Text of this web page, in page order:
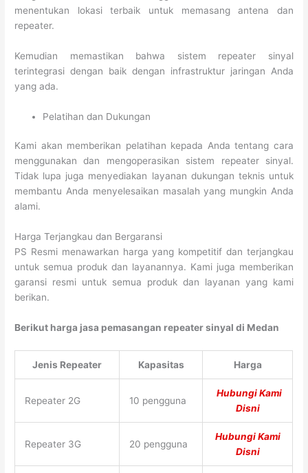
menentukan lokasi terbaik untuk memasang antena dan
repeater.
Kemudian memastikan bahwa sistem repeater sinyal
terintegrasi dengan baik dengan infrastruktur jaringan Anda
yang ada.
Pelatihan dan Dukungan
Kami akan memberikan pelatihan kepada Anda tentang cara
menggunakan dan mengoperasikan sistem repeater sinyal.
Tidak lupa juga menyediakan layanan dukungan teknis untuk
membantu Anda menyelesaikan masalah yang mungkin Anda
alami.
Harga Terjangkau dan Bergaransi
PS Resmi menawarkan harga yang kompetitif dan terjangkau
untuk semua produk dan layanannya. Kami juga memberikan
garansi resmi untuk semua produk dan layanan yang kami
berikan.
Berikut harga jasa pemasangan repeater sinyal di Medan
Jenis Repeater Kapasitas Harga
Repeater 2G 10 pengguna
Hubungi Kami
Disni
Repeater 3G 20 pengguna
Hubungi Kami
Disni